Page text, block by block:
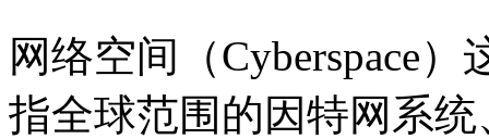
网络空间（Cyberspace
指全球范围的因特网系